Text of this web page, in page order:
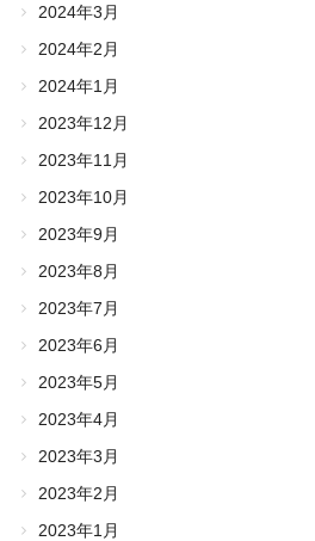
2024年3月
2024年2月
2024年1月
2023年12月
2023年11月
2023年10月
2023年9月
2023年8月
2023年7月
2023年6月
2023年5月
2023年4月
2023年3月
2023年2月
2023年1月